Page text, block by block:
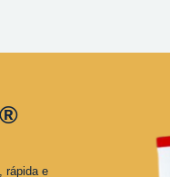
rápida e